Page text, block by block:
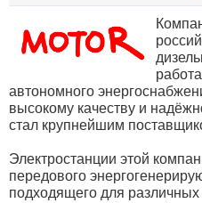
автономного
высокому качеству и
стал крупнейшим
Электростанции этой
передового
подходящего для